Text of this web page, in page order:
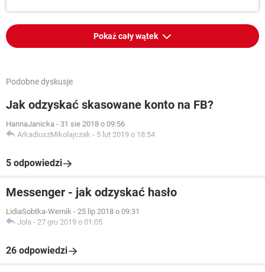
Pokaż cały wątek
Podobne dyskusje
Jak odzyskać skasowane konto na FB?
HannaJanicka - 31 sie 2018 o 09:56
ArkadiuszMikolajczak - 5 lut 2019 o 18:54
5 odpowiedzi
Messenger - jak odzyskać hasło
LidiaSobtka-Wernik - 25 lip 2018 o 09:31
Jola - 27 gru 2019 o 01:05
26 odpowiedzi